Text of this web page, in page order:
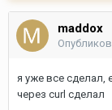
maddox
я уже все сделал,
через curl сделал